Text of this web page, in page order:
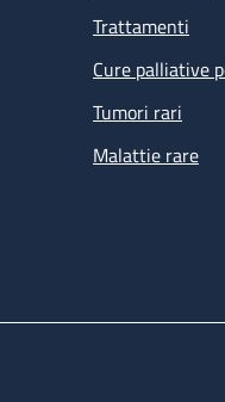
Trattamenti
Cure palliative
Tumori rari
Malattie rare